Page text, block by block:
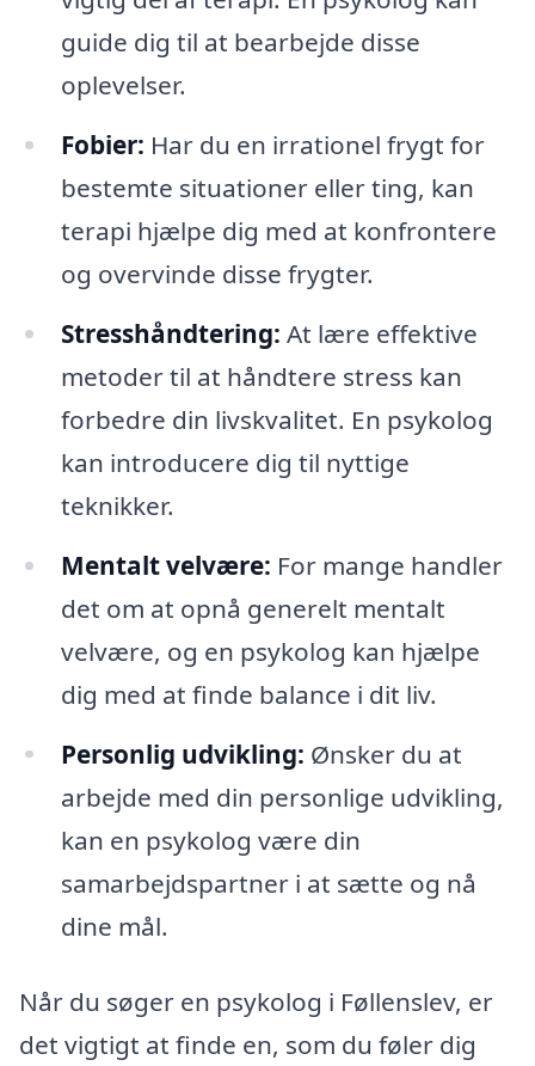
guide dig til at bearbejde disse
oplevelser.
Fobier: Har du en irrationel frygt for
bestemte situationer eller ting, kan
terapi hjælpe dig med at konfrontere
og overvinde disse frygter.
Stresshåndtering: At lære effektive
metoder til at håndtere stress kan
forbedre din livskvalitet. En psykolog
kan introducere dig til nyttige
teknikker.
Mentalt velvære: For mange handler
det om at opnå generelt mentalt
velvære, og en psykolog kan hjælpe
dig med at finde balance i dit liv.
Personlig udvikling: Ønsker du at
arbejde med din personlige udvikling,
kan en psykolog være din
samarbejdspartner i at sætte og nå
dine mål.
Når du søger en psykolog i Føllenslev, er
det vigtigt at finde en, som du føler dig